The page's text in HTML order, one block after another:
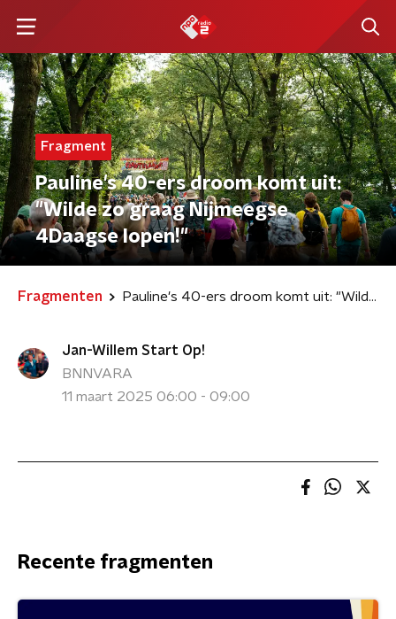
Fragment
Pauline's 40-ers droom komt uit:
"Wilde zo graag Nijmeegse
4Daagse lopen!"
Fragmenten Pauline's 40-ers droom komt uit: "Wilde zo graag Nijmeegse 4Daagse lopen!"
Jan-Willem Start Op!
BNNVARA
11 maart 2025 06:00 - 09:00
Recente fragmenten